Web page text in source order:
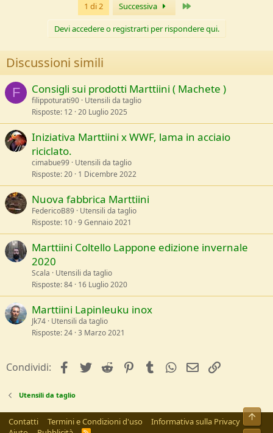
1 di 2 Successiva
Devi accedere o registrarti per rispondere qui.
Discussioni simili
F Consigli sui prodotti Marttiini ( Machete )
filippoturati90 Utensili da taglio
Risposte 12 20 Luglio 2025
Iniziativa Marttiini x WWF, lama in acciaio
riciclato.
cimabue99 Utensili da taglio
Risposte 20 1 Dicembre 2022
Nuova fabbrica Marttiini
FedericoB89 Utensili da taglio
Risposte 10 9 Gennaio 2021
Marttiini Coltello Lappone edizione invernale
2020
Scala
Utensili da taglio
Risposte 84 16 Luglio 2020
Marttiini Lapinleuku inox
Jk74 Utensili da taglio
Risposte 24 3 Marzo 2021
Condividi: facebookTwitterReddit PinterestTumblrWhatsApp
e-mail
Utensili da taglio
Contatti Termini e Condizioni d'uso
Informativa sulla Privacy
Alto